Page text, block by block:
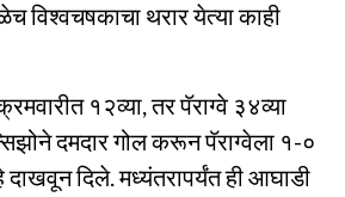
विश्वचषकाचा थरार येत्या काही
१२व्या, तर पॅराग्वे ३४व्या
दमदार गोल करून पॅराग्वेला १-०
दिले. मध्यंतरापर्यंत ही आघाडी